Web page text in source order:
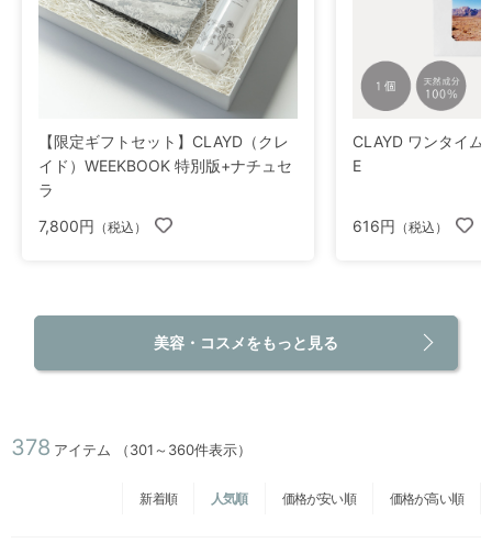
【限定ギフトセット】CLAYD（クレ
イド）WEEKBOOK 特別版+ナチュセ
ラ
7,800円 （税込）
CLAYD ワンタイ
E
616円 （税込）
美容・コスメをもっと見る
378 アイテム （301～360件表示）
新着順 人気順 価格が安い順 価格が高い順